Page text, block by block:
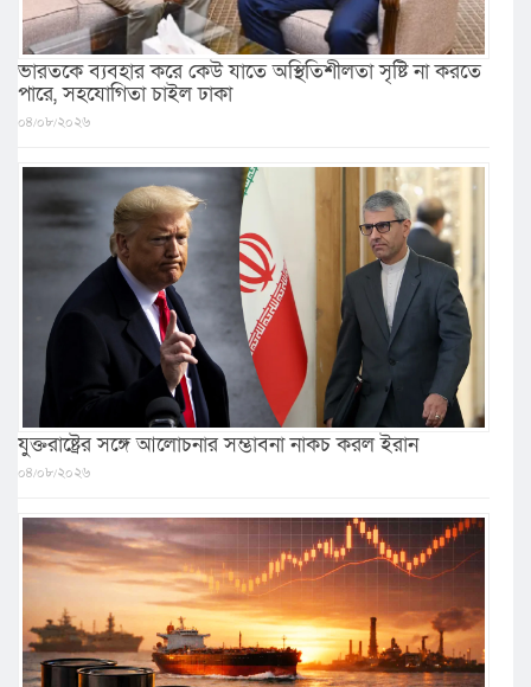
ভারতকে ব্যবহার করে কেউ যাতে অস্থিতিশীলতা সৃষ্টি না করতে
পারে, সহযোগিতা চাইল ঢাকা
০৪/০৮/২০২৬
যুক্তরাষ্ট্রের সঙ্গে আলোচনার সম্ভাবনা নাকচ করল ইরান
০৪/০৮/২০২৬